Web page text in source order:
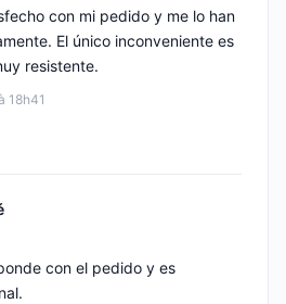
18h41
con mi pedido y me lo han
El único inconveniente es
resistente.
con el pedido y es